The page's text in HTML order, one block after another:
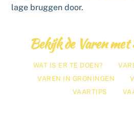
lage bruggen door.
Bekijk de Varen
WAT IS ER TE DOEN?
VAREN IN GRONINGEN
VAARTIPS